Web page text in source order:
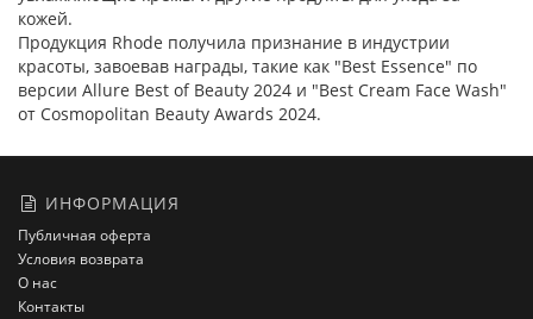
кожей.
Продукция Rhode получила признание в индустрии
красоты, завоевав награды, такие как "Best Essence" по
версии Allure Best of Beauty 2024 и "Best Cream Face Wash"
от Cosmopolitan Beauty Awards 2024.
ИНФОРМАЦИЯ
Публичная оферта
Условия возврата
О нас
Контакты